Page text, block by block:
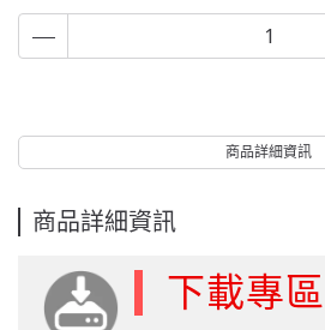
商品詳細資訊
商品詳細資訊
下載專區